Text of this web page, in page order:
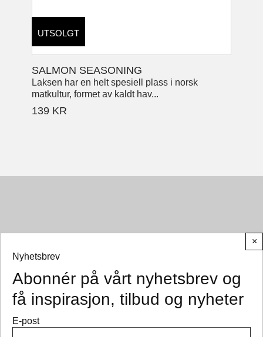
SALMON SEASONING
Laksen har en helt spesiell plass i norsk
matkultur, formet av kaldt hav...
139 KR
UTSOLGT
© CEMO 2026
×
Nyhetsbrev
Abonnér på vårt nyhetsbrev og
få inspirasjon, tilbud og nyheter
E-post